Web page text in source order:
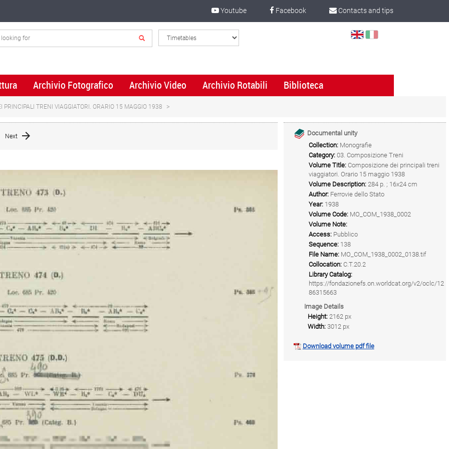
Contacts and tips
Facebook
Youtube
Select
Archivio Fotografico Archivio Video Archivio Rotabili Biblioteca
PRINCIPALI TRENI VIAGGIATORI. ORARIO 15 MAGGIO 1938
Next
Documental unity
Collection: Monografie
Category: 03. Composizione Treni
Volume Title: Composizione dei principali treni
viaggiatori. Orario 15 maggio 1938
Volume Description: 284 p. ; 16x24 cm
Author: Ferrovie dello Stato
Year: 1938
Volume Code: MO_COM_1938_0002
Volume Note:
Access: Pubblico
Sequence: 138
File Name: MO_COM_1938_0002_0138.tif
Collocation: C.T.20.2
Library Catalog:
https://fondazionefs.on.worldcat.org/v2/oclc/12
86315663
Image Details
Height: 2162 px
Width: 3012 px
Download volume pdf file